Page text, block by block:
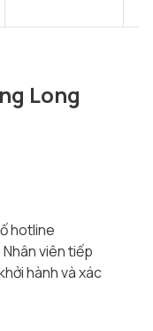
Long
hotline
viên tiếp
hành và xác